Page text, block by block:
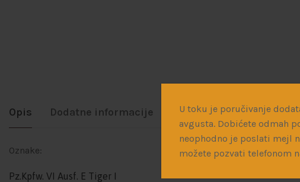
U toku je poručivanje
avgusta. Dobićete odmah
neophodno je poslati mejl
možete pozvati telefonom
Opis Dodatne informacije Dostava
Oznake:
Pz.Kpfw. VI Ausf. E Tiger I